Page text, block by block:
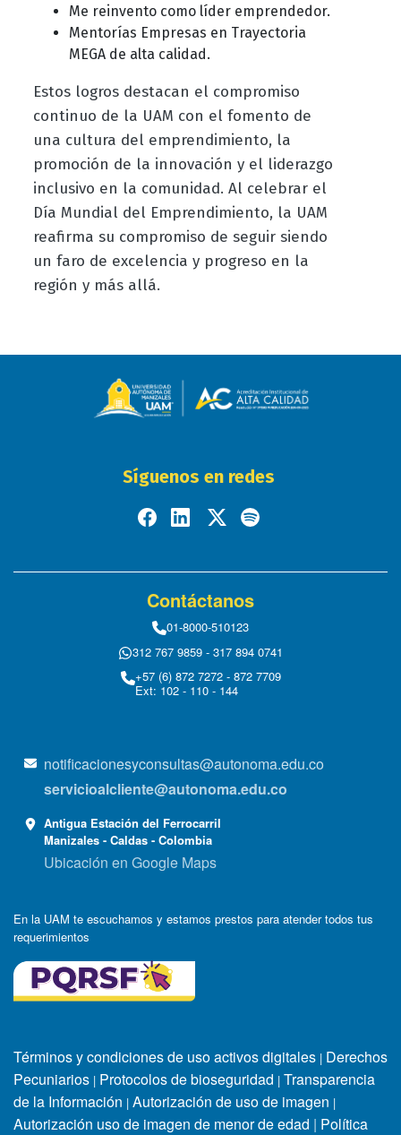
Me reinvento como líder emprendedor.
Mentorías Empresas en Trayectoria
MEGA de alta calidad.
Estos logros destacan el compromiso
continuo de la UAM con el fomento de
una cultura del emprendimiento, la
promoción de la innovación y el liderazgo
inclusivo en la comunidad. Al celebrar el
Día Mundial del Emprendimiento, la UAM
reafirma su compromiso de seguir siendo
un faro de excelencia y progreso en la
región y más allá.
Síguenos en redes
Contáctanos
01-8000-510123
312 767 9859 - 317 894 0741
+57 (6) 872 7272 - 872 7709
Ext: 102 - 110 - 144
notificacionesyconsultas@autonoma.edu.co
servicioalcliente@autonoma.edu.co
Antigua Estación del Ferrocarril
Manizales - Caldas - Colombia
Ubicación en Google Maps
En la UAM te escuchamos y estamos prestos para atender todos tus
requerimientos
Términos y condiciones de uso activos digitales | Derechos
Pecuniarios | Protocolos de bioseguridad | Transparencia
de la Información | Autorización de uso de imagen |
Autorización uso de imagen de menor de edad | Política